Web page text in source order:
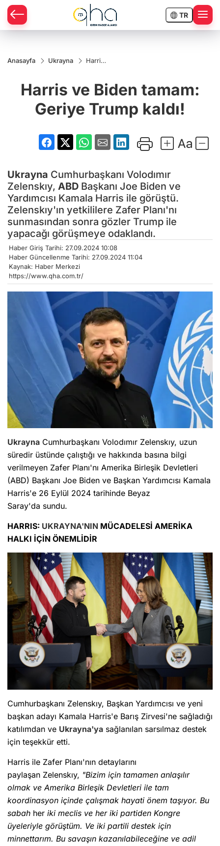
TR
Anasayfa Ukrayna
Harris
tamam:
Geriye
kaldı!
Harris ve Biden tamam:
Geriye Trump kaldı!
Ukrayna Cumhurbaşkanı Volodımır
Zelenskıy, ABD Başkanı Joe Biden ve
Yardımcısı Kamala Harris ile görüştü.
Zelenskıy'ın yetkililere Zafer Planı'nı
sunmasından sonra gözler Trump ile
yapacağı görüşmeye odaklandı.
Haber Giriş Tarihi: 27.09.2024 10:08
Haber Güncellenme Tarihi: 27.09.2024 11:04
Kaynak: Haber Merkezi
https://www.qha.com.tr/
Ukrayna Cumhurbaşkanı Volodımır Zelenskıy, uzun
süredir üstünde çalıştığı ve hakkında basına bilgi
verilmeyen Zafer Planı'nı Amerika Birleşik Devletleri
(ABD) Başkanı Joe Biden ve Başkan Yardımcısı Kamala
Harris'e 26 Eylül 2024 tarihinde Beyaz
Saray'da sundu.
HARRIS: UKRAYNA'NIN MÜCADELESİ AMERİKA
HALKI İÇİN ÖNEMLİDİR
Cumhurbaşkanı Zelenskıy, Başkan Yardımcısı ve yeni
başkan adayı Kamala Harris'e Barış Zirvesi'ne sağladığı
katılımdan ve Ukrayna'ya sağlanılan sarsılmaz destek
için teşekkür etti.
Harris ile Zafer Planı'nın detaylarını
paylaşan Zelenskıy, "Bizim için tamamen anlaşılır
olmak ve Amerika Birleşik Devletleri ile tam
koordinasyon içinde çalışmak hayati önem taşıyor. Bu
sabah her iki meclis ve her iki partiden Kongre
üyeleriyle görüştüm. Ve iki partili destek için
minnettarım. Bu savaşın kazanılabileceğine ve adil